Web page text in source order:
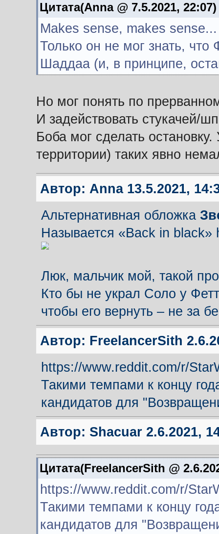
Цитата(Anna @ 7.5.2021,
Makes sense, makes sense...
Только он не мог знать, что
Шаддаа (и, в принципе,
Но мог понять по
И задействовать стукачей/
Боба мог сделать
территории) таких явно
Автор: Anna13.5.2021,
Альтернативная обложка
Называется «Back in
Люк, мальчик мой, такой
Кто бы не украл Соло у
чтобы его вернуть – не за
Автор: FreelancerSith
https://www.reddit.com/r/
Такими темпами к концу
кандидатов для
Автор: Shacuar2.6.2021,
Цитата(FreelancerSith @
https://www.reddit.com/r/
Такими темпами к концу
кандидатов для